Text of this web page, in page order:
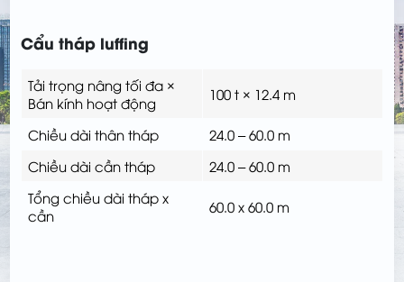
Cẩu tháp luffing
Tải trọng nâng tối đa ×
Bán kính hoạt động
100 t × 12.4 m
Chiều dài thân tháp
24.0 – 60.0 m
Chiều dài cần tháp
24.0 – 60.0 m
Tổng chiều dài tháp x
cần
60.0 x 60.0 m